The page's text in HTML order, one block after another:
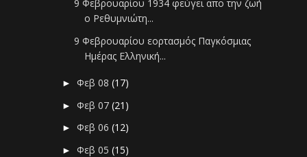
9 Φεβρουαρίου 1934 φεύγει απο την ζωή
ο Ρεθυμνιώτη...
9 Φεβρουαρίου εορτασμός Παγκόσμιας
Ημέρας Ελληνική...
►Φεβ 08(17)
►Φεβ 07(21)
►Φεβ 06(12)
►Φεβ 05(15)